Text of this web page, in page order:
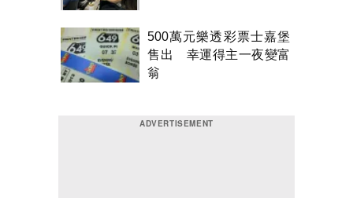
500萬元樂透彩票士嘉堡
售出 幸運得主一夜變富
翁